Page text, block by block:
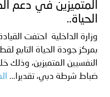
المتميزين في دعم
الحياة..
وزارة الداخلية احتفت
بمركز جودة الحياة التابع
النفسيين المتميزين،
ضباط شرطة دبي، تقديرا...